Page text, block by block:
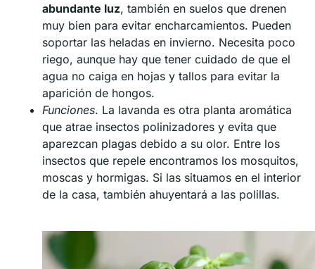
abundante luz, también en suelos que drenen
muy bien para evitar encharcamientos. Pueden
soportar las heladas en invierno. Necesita poco
riego, aunque hay que tener cuidado de que el
agua no caiga en hojas y tallos para evitar la
aparición de hongos.
Funciones. La lavanda es otra planta aromática
que atrae insectos polinizadores y evita que
aparezcan plagas debido a su olor. Entre los
insectos que repele encontramos los mosquitos,
moscas y hormigas. Si las situamos en el interior
de la casa, también ahuyentará a las polillas.